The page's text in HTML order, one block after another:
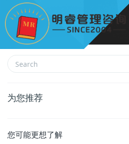
为您推荐
您可能更想了解